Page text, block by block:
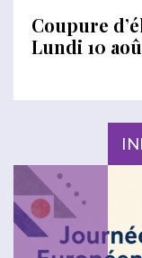
Coupure
Lundi 10